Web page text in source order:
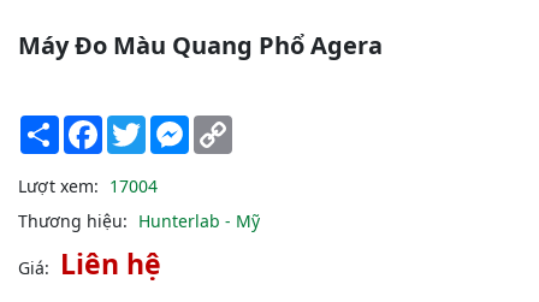
Máy Đo Màu Quang Phổ Agera
Share Facebook
TwitterMessenger
Lượt xem: 17004
Thương hiệu: Hunterlab - Mỹ
Giá: Liên hệ